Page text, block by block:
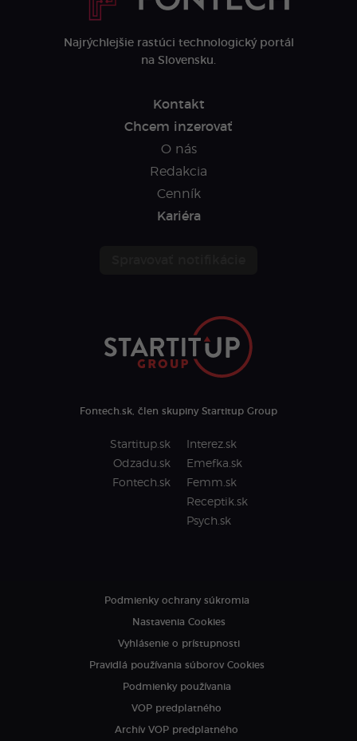
Najrýchlejšie rastúci technologický portál
na Slovensku.
Kontakt
Chcem inzerovať
O nás
Redakcia
Cenník
Kariéra
Fontech.sk, člen skupiny Startitup Group
Startitup.sk
Odzadu.sk
Fontech.sk
Interez.sk
Emefka.sk
Femm.sk
Receptik.sk
Psych.sk
Podmienky ochrany súkromia
Nastavenia Cookies
Vyhlásenie o prístupnosti
Pravidlá používania súborov Cookies
Podmienky používania
VOP predplatného
Archív VOP predplatného